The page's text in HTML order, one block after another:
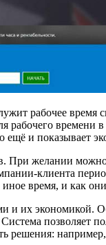
рабочее
рабочего времени
ещё и показывает
При желании
клиента
время, и как
и их экономикой.
позволяет
решения: